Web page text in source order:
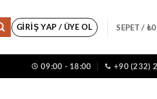
GIRIŞ YAP / ÜYE OL SEPET / ₺
09:00 - 18:00 +90 (232)